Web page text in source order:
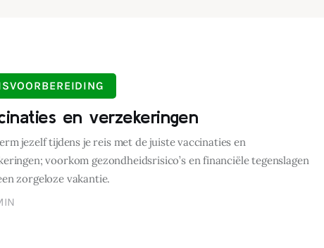
en verzekeringen
jezelf tijdens je reis met de juiste vaccinaties en
voorkom gezondheidsrisico’s en financiële tegenslagen
zorgeloze vakantie.